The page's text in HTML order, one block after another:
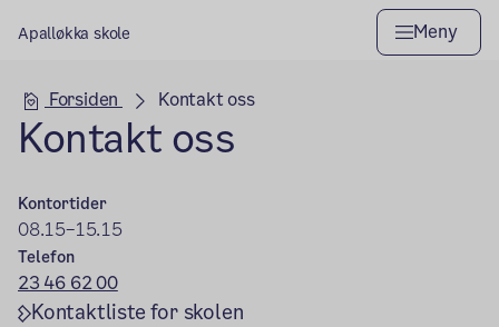
Apalløkka skole Meny
Hovedseksjon
Forsiden Kontakt oss
Kontakt oss
Kontortider
08.15–15.15
Telefon
23 46 62 00
Kontaktliste for skolen